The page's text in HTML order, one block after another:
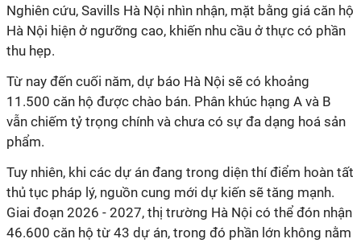
Nghiên cứu, Savills Hà Nội nhìn nhận, mặt bằng giá căn hộ
Hà Nội hiện ở ngưỡng cao, khiến nhu cầu ở thực có phần
thu hẹp.
Từ nay đến cuối năm, dự báo Hà Nội sẽ có khoảng
11.500 căn hộ được chào bán. Phân khúc hạng A và B
vẫn chiếm tỷ trọng chính và chưa có sự đa dạng hoá sản
phẩm.
Tuy nhiên, khi các dự án đang trong diện thí điểm hoàn tất
thủ tục pháp lý, nguồn cung mới dự kiến sẽ tăng mạnh.
Giai đoạn 2026 - 2027, thị trường Hà Nội có thể đón nhận
46.600 căn hộ từ 43 dự án, trong đó phần lớn không nằm